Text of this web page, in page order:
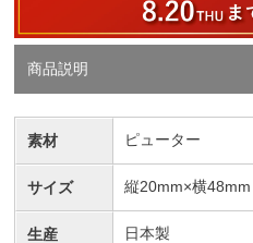
商品説明
素材 ピューター
サイズ 縦20mm×横48mm
生産 日本製